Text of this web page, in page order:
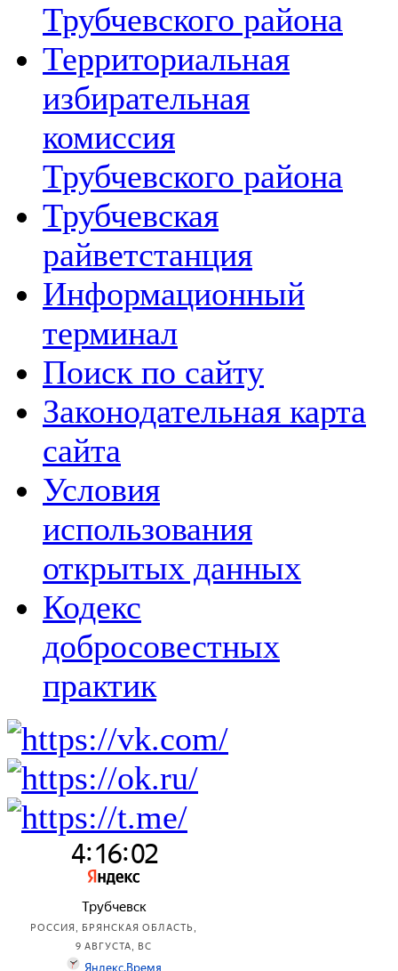
Трубчевского района
Территориальная
избирательная
комиссия
Трубчевского района
Трубчевская
райветстанция
Информационный
терминал
Поиск по сайту
Законодательная карта
сайта
Условия
использования
открытых данных
Кодекс
добросовестных
практик